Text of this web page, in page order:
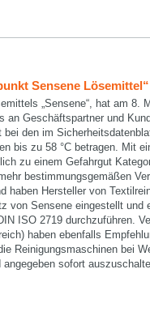
Sensene Lösemittel“
„Sensene“, hat am 8.
an Geschäftspartner und
den im
bis zu 58 °C betragen. Mit
zu einem Gefahrgut
bestimmungsgemäßen
haben Hersteller von
von Sensene eingestellt und
ISO 2719 durchzuführen.
haben ebenfalls
Reinigungsmaschinen bei
sofort